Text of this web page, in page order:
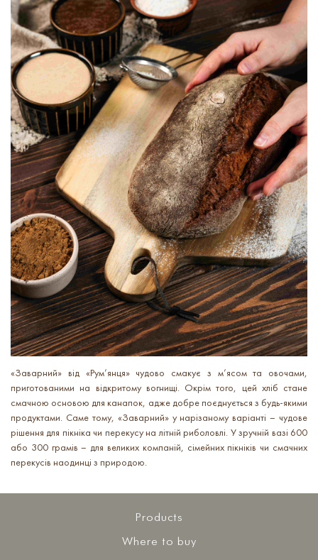
«Заварний» від «Рум’янця» чудово смакує з м’ясом та овочами,
приготованими на відкритому вогнищі. Окрім того, цей хліб стане
смачною основою для канапок, адже добре поєднується з будь-якими
продуктами. Саме тому, «Заварний» у нарізаному варіанті – чудове
рішення для пікніка чи перекусу на літній риболовлі. У зручній вазі 600
або 300 грамів – для великих компаній, сімейних пікніків чи смачних
перекусів наодинці з природою.
Products
Where to buy